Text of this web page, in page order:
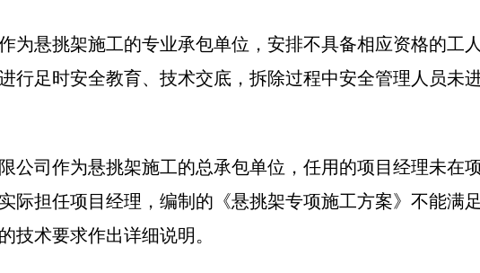
为悬挑架施工的专业承包单位，安排不具备相应资格的工
行足时安全教育、技术交底，拆除过程中安全管理人员未
公司作为悬挑架施工的总承包单位，任用的项目经理未在
际担任项目经理，编制的《悬挑架专项施工方案》不能满
技术要求作出详细说明。